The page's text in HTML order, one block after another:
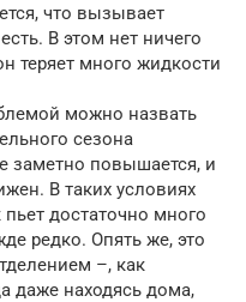
что вызывает
В этом нет ничего
теряет много жидкости
можно назвать
сезона
заметно повышается, и
В таких условиях
достаточно много
редко. Опять же, это
–, как
даже находясь дома,